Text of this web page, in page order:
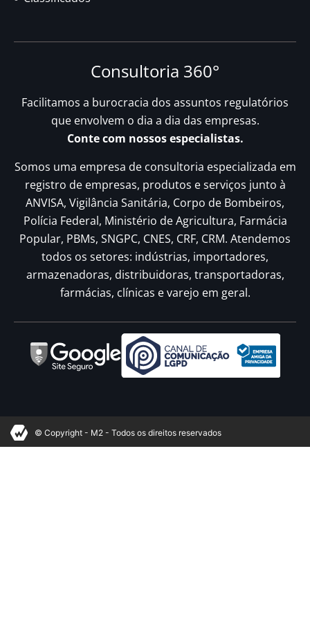
Consultoria 360°
Facilitamos a burocracia dos assuntos regulatórios
que envolvem o dia a dia das empresas.
Conte com nossos especialistas.
Somos uma empresa de consultoria especializada em
registro de empresas, produtos e serviços junto à
ANVISA, Vigilância Sanitária, Corpo de Bombeiros,
Polícia Federal, Ministério de Agricultura, Farmácia
Popular, PBMs, SNGPC, CNES, CRF, CRM. Atendemos
todos os setores: indústrias, importadores,
armazenadoras, distribuidoras, transportadoras,
farmácias, clínicas e varejo em geral.
© Copyright - M2 - Todos os direitos reservados